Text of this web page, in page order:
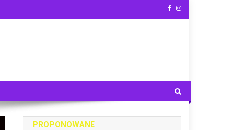
PROPONOWANE